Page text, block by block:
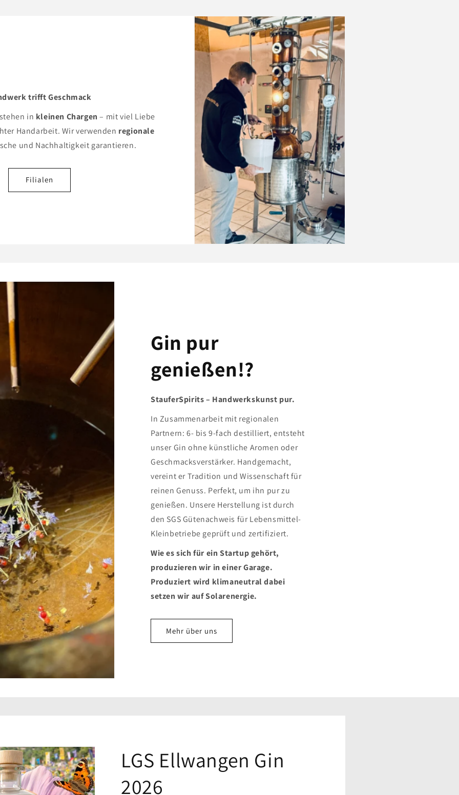
trifft Geschmack
in kleinen Chargen – mit viel Liebe
Handarbeit. Wir verwenden regionale
und Nachhaltigkeit garantieren.
Filialen
Gin pur
genießen!?
StauferSpirits – Handwerkskunst pur.
In Zusammenarbeit mit regionalen
Partnern: 6- bis 9-fach destilliert, entsteht
unser Gin ohne künstliche Aromen oder
Geschmacksverstärker. Handgemacht,
vereint er Tradition und Wissenschaft für
reinen Genuss. Perfekt, um ihn pur zu
genießen. Unsere Herstellung ist durch
den SGS Gütenachweis für Lebensmittel-
Kleinbetriebe geprüft und zertifiziert.
Wie es sich für ein Startup gehört,
produzieren wir in einer Garage.
Produziert wird klimaneutral dabei
setzen wir auf Solarenergie.
Mehr über uns
LGS Ellwangen Gin
2026